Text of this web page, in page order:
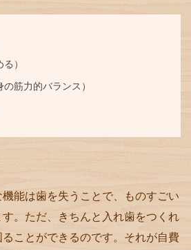
）
筋力的バランス）
能は歯を失うことで、ものすごい
。ただ、きちんと入れ歯をつくれ
ことができるのです。それが自費